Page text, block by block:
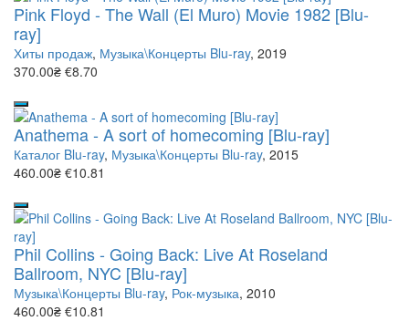
Pink Floyd - The Wall (El Muro) Movie 1982 [Blu-
ray]
Хиты продаж, Музыка\Концерты Blu-ray, 2019
370.00₴ €8.70
Anathema - A sort of homecoming [Blu-ray]
Каталог Blu-ray, Музыка\Концерты Blu-ray, 2015
460.00₴ €10.81
Phil Collins - Going Back: Live At Roseland
Ballroom, NYC [Blu-ray]
Музыка\Концерты Blu-ray, Рок-музыка, 2010
460.00₴ €10.81